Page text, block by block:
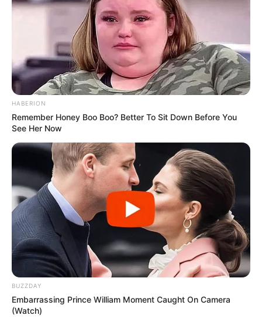
HABERION
Remember Honey Boo Boo? Better To Sit Down Before You
See Her Now
BUZZDAY
Embarrassing Prince William Moment Caught On Camera
(Watch)